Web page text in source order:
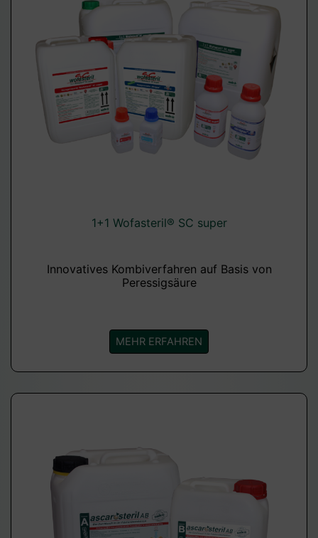
1+1 Wofasteril® SC super
Innovatives Kombiverfahren auf Basis von
Peressigsäure
MEHR ERFAHREN